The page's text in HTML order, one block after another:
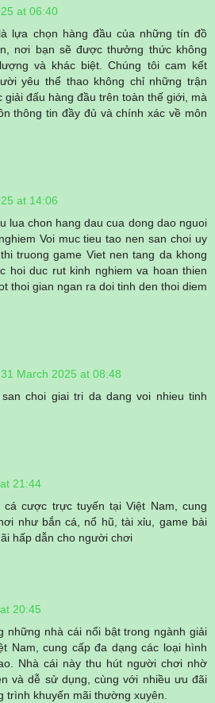
at 06:40
lựa chọn hàng đầu của những tín đồ
nơi bạn sẽ được thưởng thức không
và khác biệt. Chúng tôi cam kết
yêu thể thao không chỉ những trận
giải đấu hàng đầu trên toàn thế giới, mà
thông tin đầy đủ và chính xác về môn
at 14:06
lua chon hang dau cua dong dao nguoi
Voi muc tieu tao nen san choi uy
truong game Viet nen tang da khong
hoi duc rut kinh nghiem va hoan thien
thoi gian ngan ra doi tinh den thoi diem
31 March 2025 at 08:48
choi giai tri da dang voi nhieu tinh
21:44
cá cược trực tuyến tại Việt Nam, cung
như bắn cá, nổ hũ, tài xỉu, game bài
hấp dẫn cho người chơi
20:45
những nhà cái nổi bật trong ngành giải
Nam, cung cấp đa dạng các loại hình
Nhà cái này thu hút người chơi nhờ
và dễ sử dụng, cùng với nhiều ưu đãi
trình khuyến mãi thường xuyên.